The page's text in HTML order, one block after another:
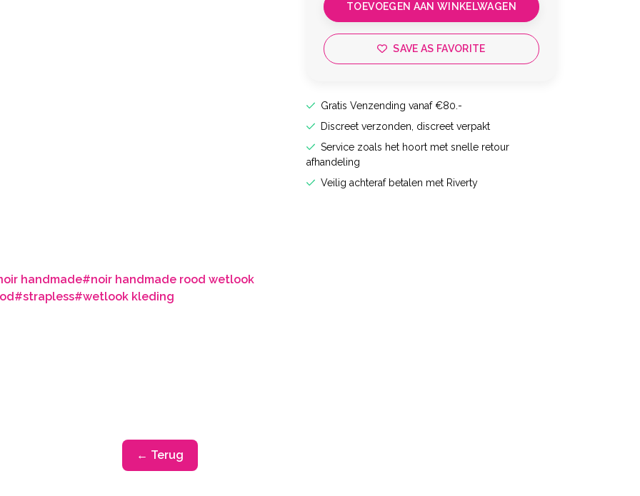
TOEVOEGEN AAN WINKELWAGEN
SAVE AS FAVORITE
Gratis Venzending vanaf €80.-
Discreet verzonden, discreet verpakt
Service zoals het hoort met snelle retour
afhandeling
Veilig achteraf betalen met Riverty
handmade#noir handmade rood wetlook
#strapless#wetlook kleding
← Terug